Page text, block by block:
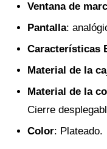
Ventana de
Pantalla:
Características
Material de la
Material de la
Cierre
Color: Plateado.